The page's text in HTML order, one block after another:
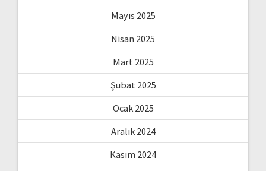
Mayıs 2025
Nisan 2025
Mart 2025
Şubat 2025
Ocak 2025
Aralık 2024
Kasım 2024